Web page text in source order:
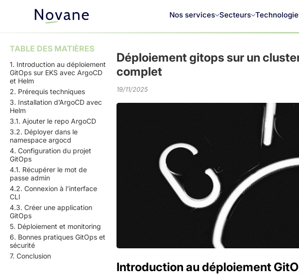
Nos services Secteurs
TABLE DES MATIÈRES
1. Introduction au déploiement
GitOps sur EKS avec ArgoCD
et Helm
2. Prérequis techniques
3. Installation d’ArgoCD avec
Helm
3.1. Ajouter le repo ArgoCD
3.2. Déployer dans le
namespace argocd
4. Configuration du projet
GitOps
4.1. Récupérer le mot de
passe admin
4.2. Connexion à l’interface
CLI
4.3. Créer une application
GitOps
5. Déploiement et monitoring
6. Bonnes pratiques GitOps et
sécurité
7. Conclusion
Déploiement gitops sur un
complet
19/11/2025
Introduction au déploiement